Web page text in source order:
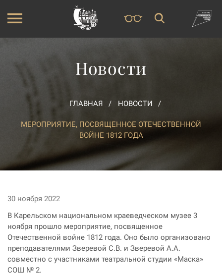
Новости
ГЛАВНАЯ НОВОСТИ
МЕРОПРИЯТИЕ, ПОСВЯЩЕННОЕ ОТЕЧЕСТВЕННОЙ
ВОЙНЕ 1812 ГОДА
30 ноября 2022
В Карельском национальном краеведческом музее 3
ноября прошло мероприятие, посвященное
Отечественной войне 1812 года. Оно было организовано
преподавателями Зверевой С.В. и Зверевой А.А.
совместно с участниками театральной студии «Маска»
СОШ № 2.